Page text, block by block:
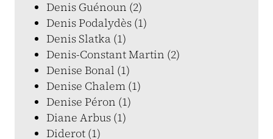
Denis Guénoun (2)
Denis Podalydès (1)
Denis Slatka (1)
Denis-Constant Martin (2)
Denise Bonal (1)
Denise Chalem (1)
Denise Péron (1)
Diane Arbus (1)
Diderot (1)